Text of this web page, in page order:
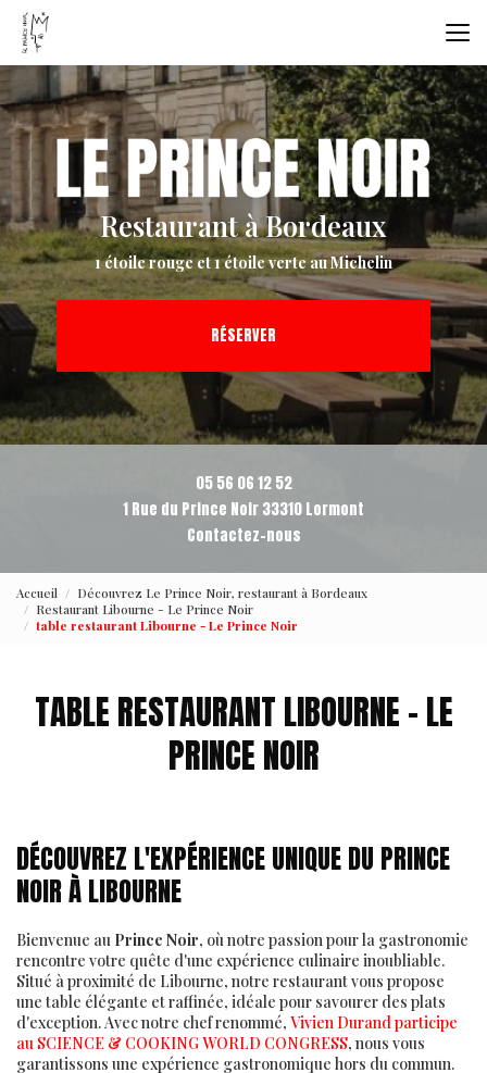
Aller
contenu
principal
Restaurant à Bordeaux
1 étoile rouge et 1 étoile verte au Michelin
RÉSERVER
05 56 06 12 52
1 Rue du Prince Noir 33310 Lormont
Contactez-nous
Accueil
Découvrez Le Prince Noir, restaurant à Bordeaux
Restaurant Libourne - Le Prince Noir
table restaurant Libourne - Le Prince Noir
TABLE RESTAURANT LIBOURNE - LE
PRINCE NOIR
DÉCOUVREZ L'EXPÉRIENCE UNIQUE DU PRINCE
NOIR À LIBOURNE
Bienvenue au Prince Noir, où notre passion pour la gastronomie
rencontre votre quête d'une expérience culinaire inoubliable.
Situé à proximité de Libourne, notre restaurant vous propose
une table élégante et raffinée, idéale pour savourer des plats
d'exception. Avec notre chef renommé, Vivien Durand participe
au SCIENCE & COOKING WORLD CONGRESS, nous vous
garantissons une expérience gastronomique hors du commun.